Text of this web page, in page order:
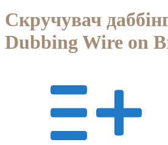
Скручувач
Dubbing Wire on